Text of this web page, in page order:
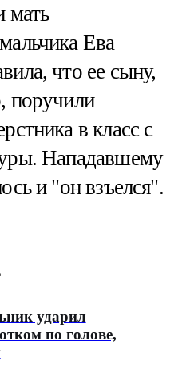
мать
Ева
что ее сыну,
поручили
в класс с
Нападавшему
и "он взъелся".
ударил
по голове,